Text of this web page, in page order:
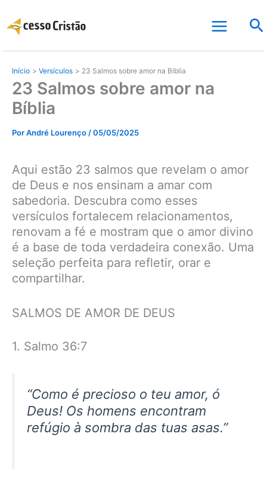
para
conteúdo
Início Versículos 23 Salmos sobre amor na Bíblia
23 Salmos sobre amor na
Bíblia
PorAndré Lourenço /05/05/2025
Aqui estão 23 salmos que revelam o amor
de Deus e nos ensinam a amar com
sabedoria. Descubra como esses
versículos fortalecem relacionamentos,
renovam a fé e mostram que o amor divino
é a base de toda verdadeira conexão. Uma
seleção perfeita para refletir, orar e
compartilhar.
SALMOS DE AMOR DE DEUS
1. Salmo 36:7
“Como é precioso o teu amor, ó
Deus! Os homens encontram
refúgio à sombra das tuas asas.”